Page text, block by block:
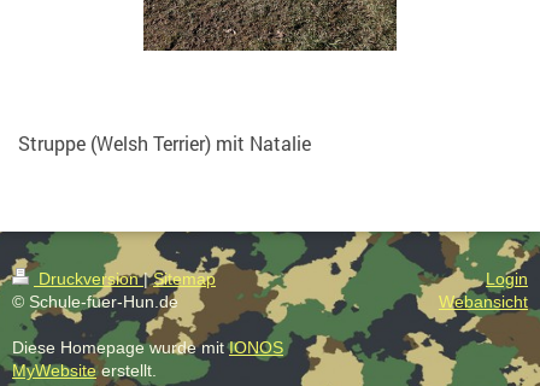
Struppe (Welsh Terrier) mit Natalie
Druckversion| Sitemap
© Schule-fuer-Hun.de
Diese Homepage wurde mitIONOS
MyWebsiteerstellt.
Login
Webansicht